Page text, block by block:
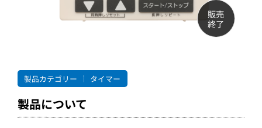
販売
終了
製品カテゴリー タイマー
製品について